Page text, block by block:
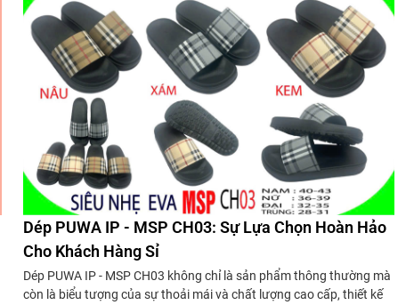
Dép PUWA IP - MSP CH03: Sự Lựa Chọn Hoàn Hảo
Cho Khách Hàng Sỉ
Dép PUWA IP - MSP CH03 không chỉ là sản phẩm thông thường mà
còn là biểu tượng của sự thoải mái và chất lượng cao cấp, thiết kế